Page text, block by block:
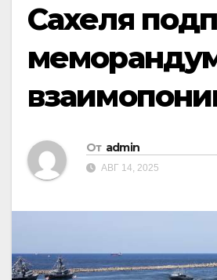
Сахеля
От admin
АВГ 14, 2025